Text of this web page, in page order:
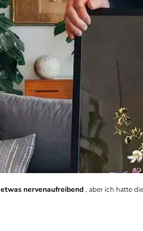
etwas nervenaufreibend, aber ich hatte